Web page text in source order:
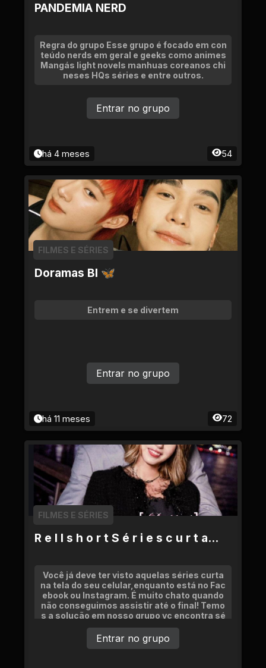
PANDEMIA NERD
Regra do grupo Esse grupo é focado em con
teúdo nerds em geral e geeks como animes
Mangás light novels manhuas coreanos chi
neses HQs séries e entre outros.
há 4 meses 54
Entrar no grupo
Doramas Bl 🦋
FILMES E SÉRIES
Entrem e se divertem
há 11 meses 72
Entrar no grupo
R e l l s h o r t S é r i e s c u r t a...
FILMES E SÉRIES
Você já deve ter visto aquelas séries curta
na tela do seu celular,enquanto está no Fac
ebook ou Instagram. É muito chato quando
não conseguimos assistir até o final! Temo
s a solução em nosso grupo vc encontra sé
ries e doramas curtos,com preços incríveis
Entrar no grupo